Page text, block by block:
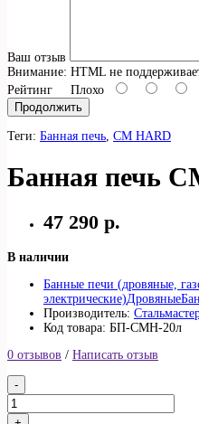
Ваш отзыв
Внимание: HTML не
Рейтинг Плохо
Продолжить
Теги: Банная печь СМ HARD
Банная печь
47 290 р.
В наличии
Банные печи (дровяные,
электрические)Дровяные
Производитель:
Код товара: БП-СМН-20л
0 отзывов / Написать отзыв